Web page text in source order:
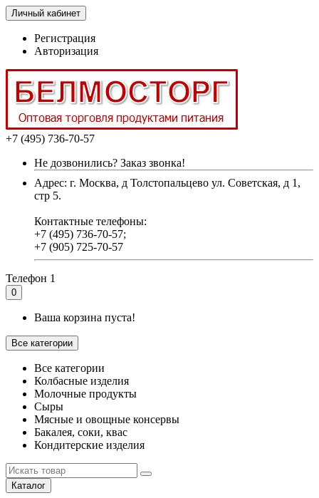
Личный кабинет
Регистрация
Авторизация
+7 (495) 736-70-57
Не дозвонились? Заказ звонка!
Адрес: г. Москва, д Толстопальцево ул. Советская, д 1,
стр 5.
Контактные телефоны:
+7 (495) 736-70-57;
+7 (905) 725-70-57
Телефон 1
0
Ваша корзина пуста!
Все категории
Все категории
Колбасные изделия
Молочные продукты
Сыры
Мясные и овощные консервы
Бакалея, соки, квас
Кондитерские изделия
Каталог